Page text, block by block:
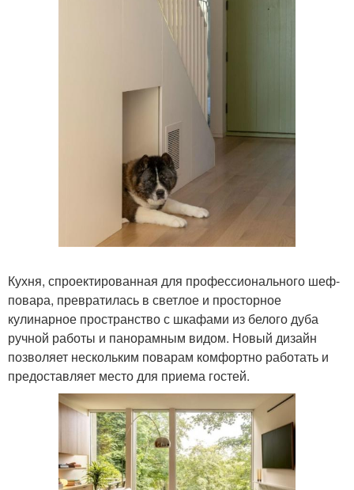
Кухня, спроектированная для профессионального шеф-
повара, превратилась в светлое и просторное
кулинарное пространство с шкафами из белого дуба
ручной работы и панорамным видом. Новый дизайн
позволяет нескольким поварам комфортно работать и
предоставляет место для приема гостей.